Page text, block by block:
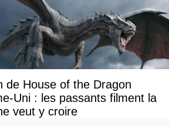
de House of the Dragon
Uni : les passants filment la
veut y croire